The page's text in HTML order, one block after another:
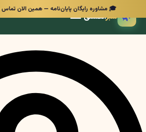
🎓 مشاوره رایگان پایان‌نامه — همین الان تماس
🌿 سبزانگشتی